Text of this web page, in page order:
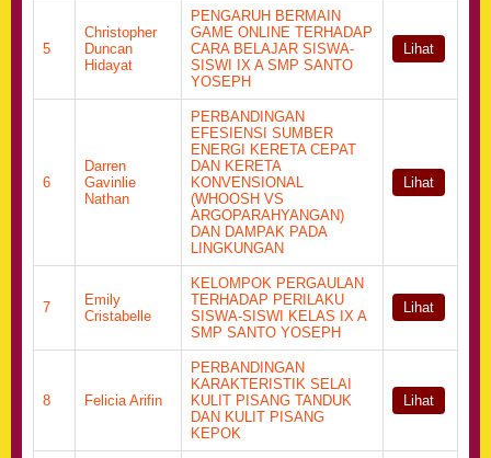
5
Christopher
Duncan
Hidayat
PENGARUH BERMAIN
GAME ONLINE TERHADAP
CARA BELAJAR SISWA-
SISWI IX A SMP SANTO
YOSEPH
Lihat
6
Darren
Gavinlie
Nathan
PERBANDINGAN
EFESIENSI SUMBER
ENERGI KERETA CEPAT
DAN KERETA
KONVENSIONAL
(WHOOSH VS
ARGOPARAHYANGAN)
DAN DAMPAK PADA
LINGKUNGAN
Lihat
7
Emily
Cristabelle
KELOMPOK PERGAULAN
TERHADAP PERILAKU
SISWA-SISWI KELAS IX A
SMP SANTO YOSEPH
Lihat
8 Felicia Arifin
PERBANDINGAN
KARAKTERISTIK SELAI
KULIT PISANG TANDUK
DAN KULIT PISANG
KEPOK
Lihat